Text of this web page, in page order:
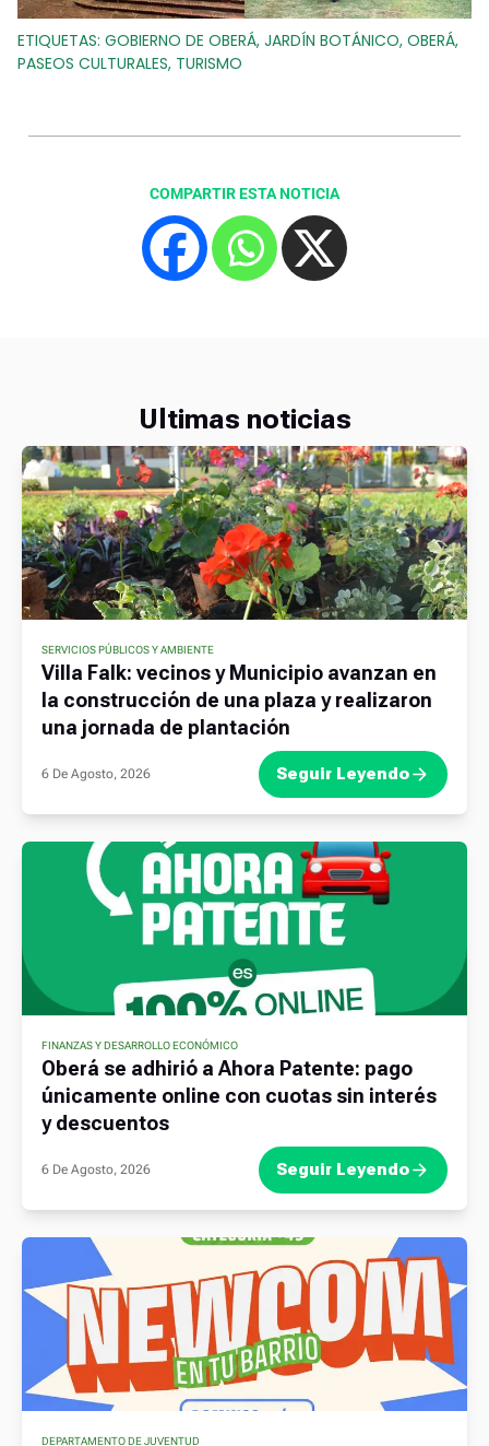
ETIQUETAS: GOBIERNO DE OBERÁ, JARDÍN BOTÁNICO, OBERÁ,
PASEOS CULTURALES, TURISMO
COMPARTIR ESTA NOTICIA
Ultimas noticias
SERVICIOS PÚBLICOS Y AMBIENTE
Villa Falk: vecinos y Municipio avanzan en
la construcción de una plaza y realizaron
una jornada de plantación
6 De Agosto, 2026 Seguir Leyendo
FINANZAS Y DESARROLLO ECONÓMICO
Oberá se adhirió a Ahora Patente: pago
únicamente online con cuotas sin interés
y descuentos
6 De Agosto, 2026 Seguir Leyendo
DEPARTAMENTO DE JUVENTUD